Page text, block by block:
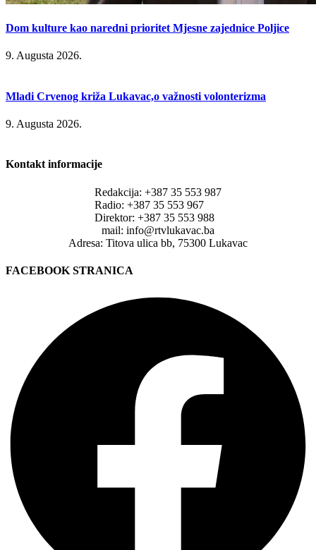
Dom kulture kao naredni prioritet Mjesne zajednice Poljice
9. Augusta 2026.
Mladi Crvenog križa Lukavac,o važnosti volonterizma
9. Augusta 2026.
Kontakt informacije
Redakcija: +387 35 553 987
Radio: +387 35 553 967
Direktor: +387 35 553 988
mail: info@rtvlukavac.ba
Adresa: Titova ulica bb, 75300 Lukavac
FACEBOOK STRANICA